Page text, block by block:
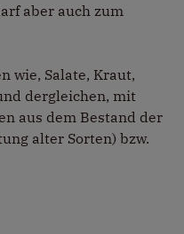
aber auch zum
wie, Salate, Kraut,
dergleichen, mit
aus dem Bestand der
alter Sorten) bzw.